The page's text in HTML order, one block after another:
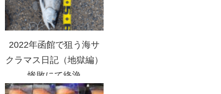
2022年函館で狙う海サ
クラマス日記（地獄編）
惨敗にて終漁